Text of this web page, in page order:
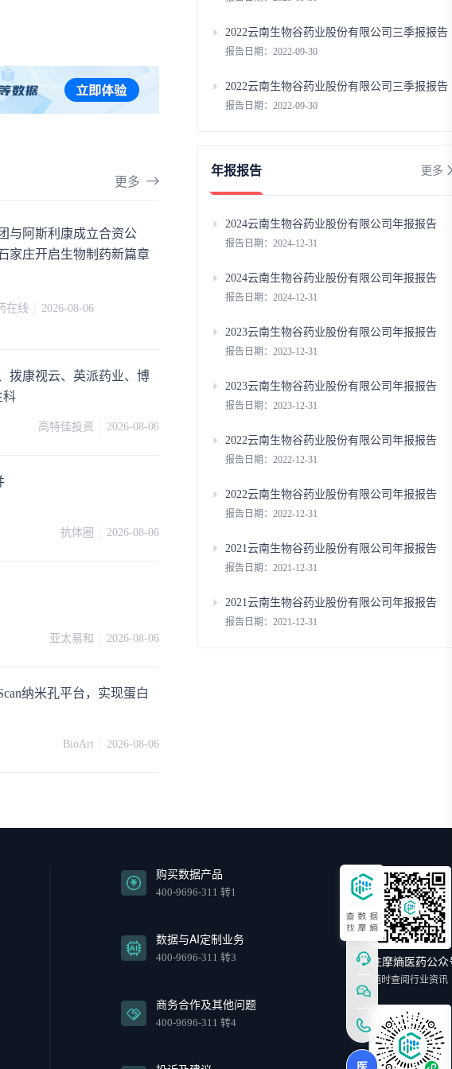
医
更多
与阿斯利康成立合资公
家庄开启生物制药新篇章
在线 2026-08-06
拨康视云、英派药业、博
科
高特佳投资 2026-08-06
抗体圈 2026-08-06
亚太易和 2026-08-06
纳米孔平台，实现蛋白
BioArt 2026-08-06
2022云南生物谷药业股份有限公司三季报报告
报告日期：2022-09-30
2022云南生物谷药业股份有限公司三季报报告
报告日期：2022-09-30
年报报告 更多
2024云南生物谷药业股份有限公司年报报告
报告日期：2024-12-31
2024云南生物谷药业股份有限公司年报报告
报告日期：2024-12-31
2023云南生物谷药业股份有限公司年报报告
报告日期：2023-12-31
2023云南生物谷药业股份有限公司年报报告
报告日期：2023-12-31
2022云南生物谷药业股份有限公司年报报告
报告日期：2022-12-31
2022云南生物谷药业股份有限公司年报报告
报告日期：2022-12-31
2021云南生物谷药业股份有限公司年报报告
报告日期：2021-12-31
2021云南生物谷药业股份有限公司年报报告
报告日期：2021-12-31
购买数据产品
400-9696-311 转1
数据与AI定制业务
400-9696-311 转3
商务合作及其他问题
400-9696-311 转4
关注摩熵医药公众
随时查阅行业资讯